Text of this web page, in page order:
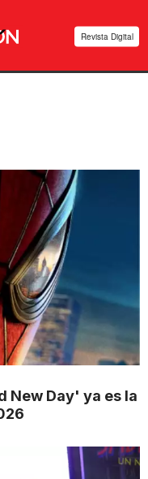
Revista Digital
New Day' ya es la